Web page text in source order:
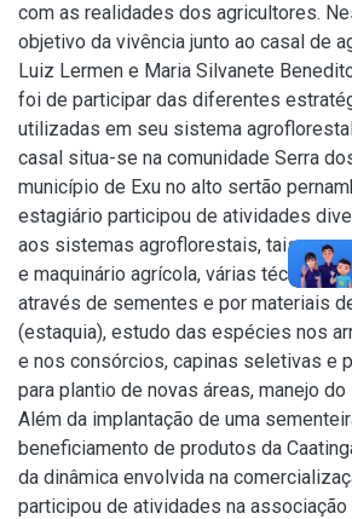
com as realidades dos agricultores.
objetivo da vivência junto ao casal de
Luiz Lermen e Maria Silvanete
foi de participar das diferentes
utilizadas em seu sistema
casal situa-se na comunidade Serra
município de Exu no alto sertão
estagiário participou de atividades
aos sistemas agroflorestais, tais
e maquinário agrícola, várias técnicas
através de sementes e por materiais
(estaquia), estudo das espécies nos
e nos consórcios, capinas seletivas e
para plantio de novas áreas, manejo
Além da implantação de uma
beneficiamento de produtos da
da dinâmica envolvida na
participou de atividades na associação